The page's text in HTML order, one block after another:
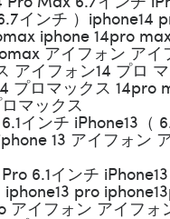
インチ ）iphone14
iphone 14pro max
アイフォン アイ
アイフォン14 プロ
プロマックス 14pro
マックス
6.1インチ iPhone13（
13 アイフォン
Pro 6.1インチ
iphone13 pro
アイフォン アイフォ